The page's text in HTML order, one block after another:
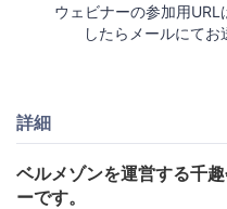
ウェビナーの参加用URL
したらメールにてお
詳細
ベルメゾンを運営する千
ーです。